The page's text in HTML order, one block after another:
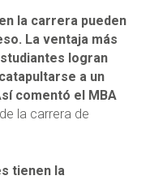
la carrera pueden
La ventaja más
logran
a un
comentó el MBA
la carrera de
tienen la